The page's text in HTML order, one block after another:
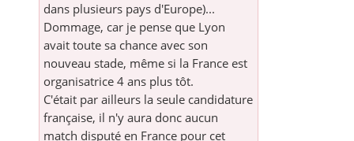
dans plusieurs pays d'Europe)...
Dommage, car je pense que Lyon
avait toute sa chance avec son
nouveau stade, même si la France est
organisatrice 4 ans plus tôt.
C'était par ailleurs la seule candidature
française, il n'y aura donc aucun
match disputé en France pour cet